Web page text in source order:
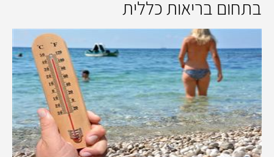
בתחום בריאות כללית